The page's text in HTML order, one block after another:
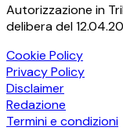
Autorizzazione in
delibera del
Cookie Policy
Privacy Policy
Disclaimer
Redazione
Termini e condizioni